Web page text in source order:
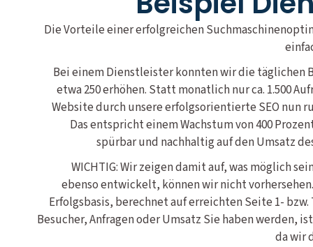
Die Vorteile einer erfolgreichen
Bei einem Dienstleister konnten wir die täglichen
etwa 250 erhöhen. Statt monatlich nur ca. 1.500
Website durch unsere erfolgsorientierte SEO nun
Das entspricht einem Wachstum von 400
spürbar und nachhaltig auf den Umsatz
WICHTIG: Wir zeigen damit auf, was möglich
ebenso entwickelt, können wir nicht
Erfolgsbasis, berechnet auf erreichten Seite 1-
Besucher, Anfragen oder Umsatz Sie haben werden,
da wir